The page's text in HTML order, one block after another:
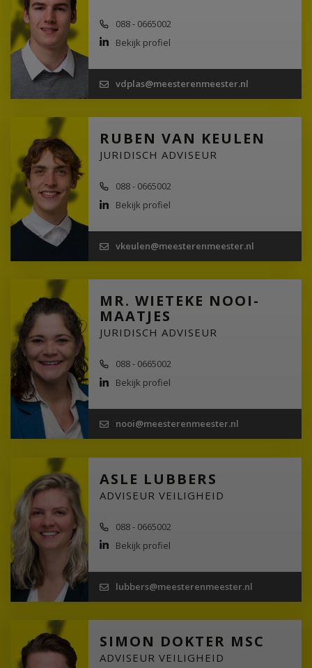
088 - 0665002
Bekijk profiel
vdplas@meesterenmeester.nl
RUBEN VAN KEULEN
JURIDISCH ADVISEUR
088 - 0665002
Bekijk profiel
vkeulen@meesterenmeester.nl
MR. WIETEKE NOOI-
MAATJES
JURIDISCH ADVISEUR
088 - 0665002
Bekijk profiel
nooi@meesterenmeester.nl
ASLE LUBBERS
ADVISEUR VEILIGHEID
088 - 0665002
Bekijk profiel
lubbers@meesterenmeester.nl
SIMON DOKTER MSC
ADVISEUR VEILIGHEID